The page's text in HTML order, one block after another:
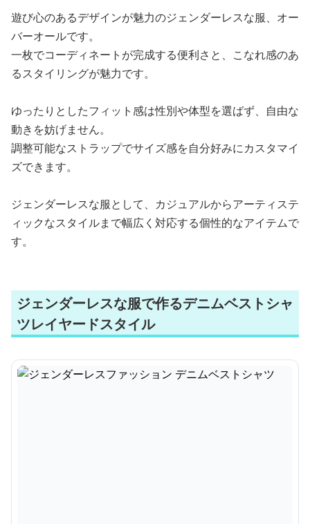
遊び心のあるデザインが魅力のジェンダーレスな服、オー
バーオールです。
一枚でコーディネートが完成する便利さと、こなれ感のあ
るスタイリングが魅力です。
ゆったりとしたフィット感は性別や体型を選ばず、自由な
動きを妨げません。
調整可能なストラップでサイズ感を自分好みにカスタマイ
ズできます。
ジェンダーレスな服として、カジュアルからアーティステ
ィックなスタイルまで幅広く対応する個性的なアイテムで
す。
ジェンダーレスな服で作るデニムベストシャ
ツレイヤードスタイル